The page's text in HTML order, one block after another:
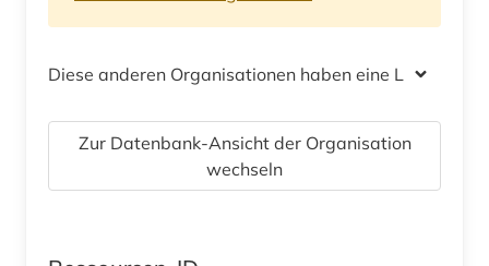
Diese anderen Organisationen haben eine Lizenz
Zur Datenbank-Ansicht der Organisation
wechseln